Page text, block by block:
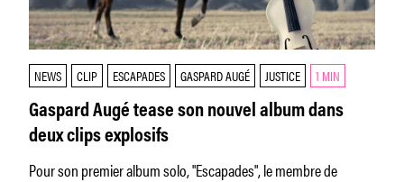
NEWS CLIP ESCAPADES GASPARD AUGÉ JUSTICE 1 MIN
Gaspard Augé tease son nouvel album dans
deux clips explosifs
Pour son premier album solo, "Escapades", le membre de